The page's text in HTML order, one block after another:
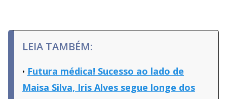
LEIA TAMBÉM:
Futura médica! Sucesso ao lado de
Maisa Silva, Iris Alves segue longe dos